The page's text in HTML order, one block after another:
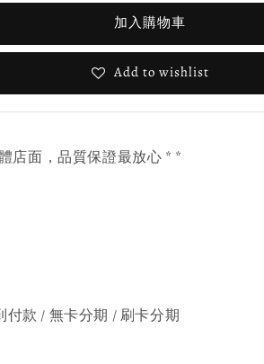
加入購物車
Add to wishlist
店面，品質保證最放心 * *
付款 / 無卡分期 / 刷卡分期